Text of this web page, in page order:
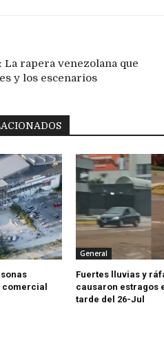
rapera venezolana que
y los escenarios
General
Fuertes lluvias y
causaron estragos
tarde del 26-Jul